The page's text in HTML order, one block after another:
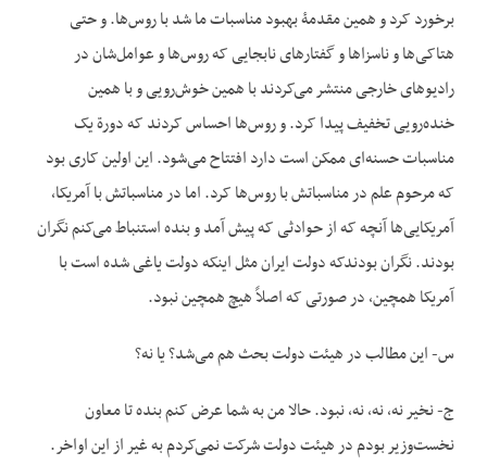
برخورد کرد و همین مقدمۀ بهبود مناسبات ما شد با روس‌ها. و حتی
هتاکی‌ها و ناسزاها و گفتارهای نابجایی که روس‌ها و عوامل‌شان در
رادیوهای خارجی منتشر می‌کردند با همین خوش‌رویی و با همین
خنده‌رویی تخفیف پیدا کرد. و روس‌ها احساس کردند که دورة یک
مناسبات حسنه‌ای ممکن است دارد افتتاح می‌شود. این اولین کاری بود
که مرحوم علم در مناسباتش با روس‌ها کرد. اما در مناسباتش با آمریکا،
آمریکایی‌ها آنچه که از حوادثی که پیش آمد و بنده استنباط می‌کنم نگران
بودند. نگران بودندکه دولت ایران مثل این‏که دولت یاغی شده است با
آمریکا همچین، در صورتی که اصلاً هیچ همچین نبود.
س- این مطالب در هیئت دولت بحث هم می‌شد؟ یا نه؟
ج- نخیر نه، نه، نه، نبود. حالا من به شما عرض کنم بنده تا معاون
نخست‌وزیر بودم در هیئت دولت شرکت نمی‌کردم به غیر از این اواخر.